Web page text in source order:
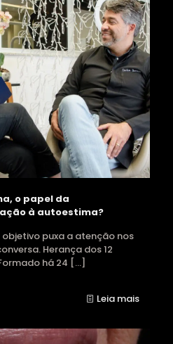
o papel da
à autoestima?
puxa a atenção nos
Herança dos 12
há 24 […]
Leia mais